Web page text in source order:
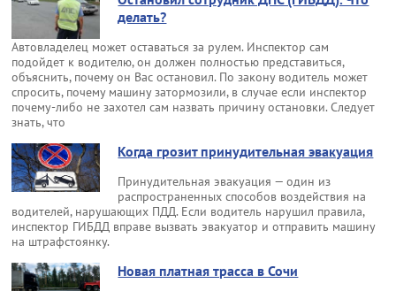
Эвакуация
Эвакуация
делать?
Автовладелец может оставаться за рулем. Инспектор сам
подойдет к водителю, он должен полностью представиться,
объяснить, почему он Вас остановил. По закону водитель может
спросить, почему машину затормозили, в случае если инспектор
почему-либо не захотел сам назвать причину остановки. Следует
знать, что
Когда грозит принудительная эвакуация
Принудительная эвакуация — один из
распространенных способов воздействия на
водителей, нарушающих ПДД. Если водитель нарушил правила,
инспектор ГИБДД вправе вызвать эвакуатор и отправить машину
на штрафстоянку.
Новая платная трасса в Сочи